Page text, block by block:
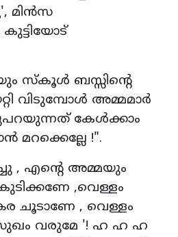
മിൻസ
സ്കൂൾ ബസ്സിന്റെ
വിടുമ്പോൾ അമ്മമാർ
കേൾക്കാം
മറക്കെല്ലേ !".
, എന്റെ അമ്മയും
,വെള്ളം
ചൂടാണേ , വെള്ളം
വരുമേ '! ഹ ഹ ഹ